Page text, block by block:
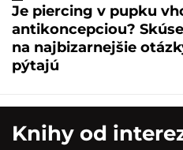
Je piercing v pupku
antikoncepciou?
na najbizarnejšie
pýtajú
Knihy od